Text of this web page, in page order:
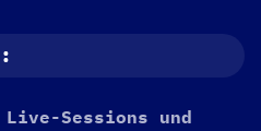
Sessions und